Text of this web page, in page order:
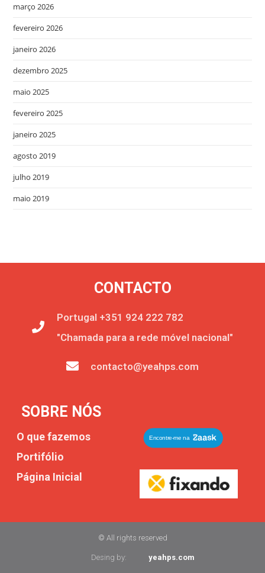
março 2026
fevereiro 2026
janeiro 2026
dezembro 2025
maio 2025
fevereiro 2025
janeiro 2025
agosto 2019
julho 2019
maio 2019
CONTACTO
Portugal +351 924 222 782
"Chamada para a rede móvel nacional"
contacto@yeahps.com
SOBRE NÓS
O que fazemos
Portifólio
Página Inicial
© All rights reserved
Desing by: yeahps.com